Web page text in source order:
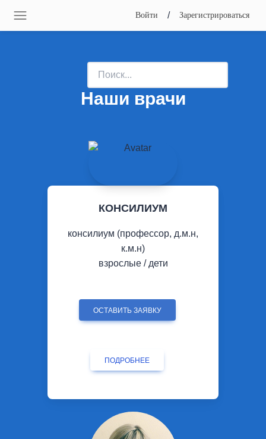
Войти / Зарегистрироваться
Наши врачи
КОНСИЛИУМ
консилиум (профессор, д.м.н,
к.м.н)
взрослые / дети
ОСТАВИТЬ ЗАЯВКУ
ПОДРОБНЕЕ